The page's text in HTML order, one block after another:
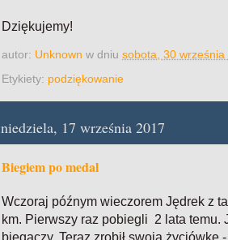
Dziękujemy!
autor: Unknown w dniu sobota, 30 września
Etykiety: podziękowanie
niedziela, 17 września 2017
Biegiem po medal
Wczoraj późnym wieczorem Jędrek z
km. Pierwszy raz pobiegli 2 lata temu.